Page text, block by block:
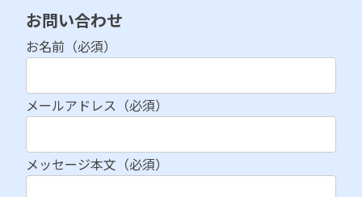
お問い合わせ
お名前（必須）
メールアドレス（必須）
メッセージ本文（必須）